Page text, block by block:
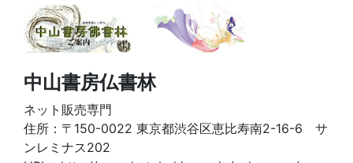
中山書房仏書林
ネット販売専門
住所：〒150-0022 東京都渋谷区恵比寿南2-16-6 サ
ンレミナス202